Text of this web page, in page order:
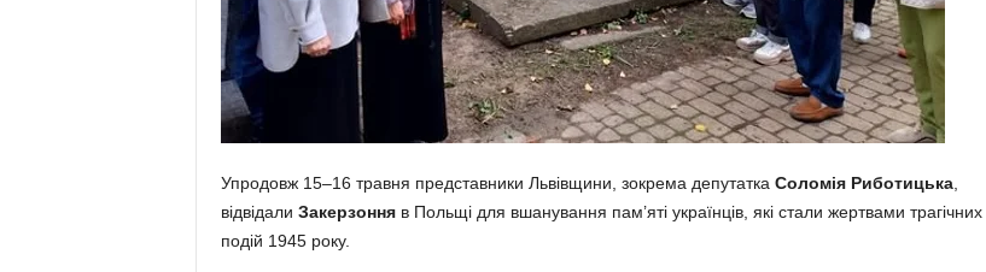
Упродовж 15–16 травня представники Львівщини, зокрема депутатка Соломія Риботицька,
відвідали Закерзонняв Польщі для вшанування пам’яті українців, які стали жертвами трагічних
подій 1945 року.